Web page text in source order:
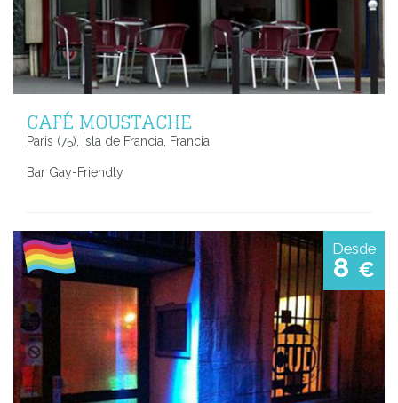
CAFÉ MOUSTACHE
Paris (75), Isla de Francia, Francia
Bar Gay-Friendly
Desde
8 €